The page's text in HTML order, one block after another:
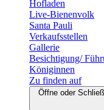
Hofladen
Live-Bienenvolk
Santa Pauli
Verkaufsstellen
Gallerie
Besichtigung/
Königinnen
Zu finden auf
Öffne oder